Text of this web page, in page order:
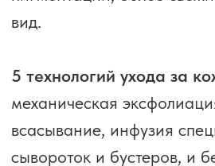
Не назначаем лишнего
Если вы не удовлетворены результатом,
проводим повторный сеанс бесплатно.